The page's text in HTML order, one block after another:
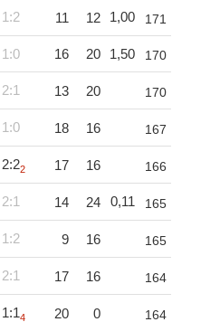
1:2 11 12 1,00 171
1:0 16 20 1,50 170
2:1 13 20 170
1:0 18 16 167
2:22 17 16 166
2:1 14 24 0,11 165
1:2 9 16 165
2:1 17 16 164
1:14 20 0 164